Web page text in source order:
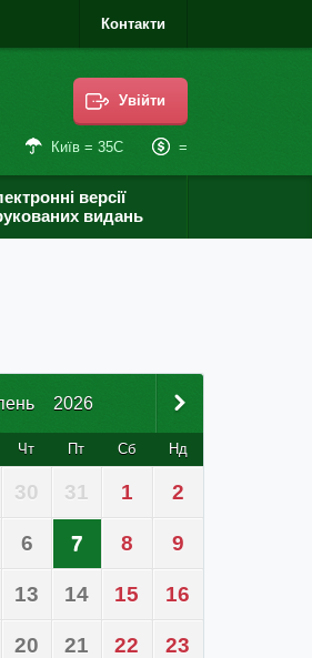
Контакти
Увійти
Київ = 35С =
версії
видань
2026
Чт Пт Сб Нд
30 31 1 2
6 7 8 9
13 14 15 16
20 21 22 23